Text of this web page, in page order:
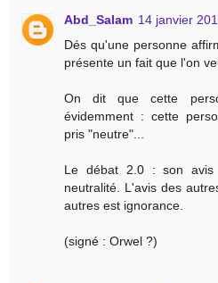
Abd_Salam 14 janvier
Dés qu'une personne
présente un fait que l'on
On dit que cette
évidemment : cette
pris "neutre"...
Le débat 2.0 : son
neutralité. L'avis des
autres est ignorance.
(signé : Orwel ?)